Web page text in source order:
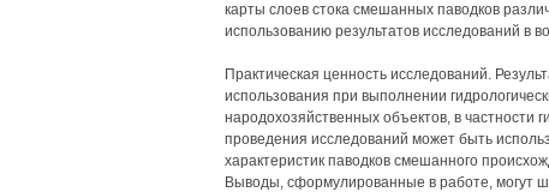
карты слоев стока смешанных паводков
использованию результатов исследований в
Практическая ценность исследований.
использования при выполнении
народохозяйственных объектов, в частности
проведения исследований может быть
характеристик паводков смешанного
Выводы, сформулированные в работе, могут